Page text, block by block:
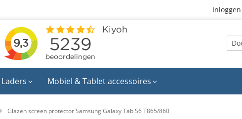
Inloggen
Zoek
Mobiel & Tablet accessoires
Glazen screen protector Samsung Galaxy Tab S6 T865/860